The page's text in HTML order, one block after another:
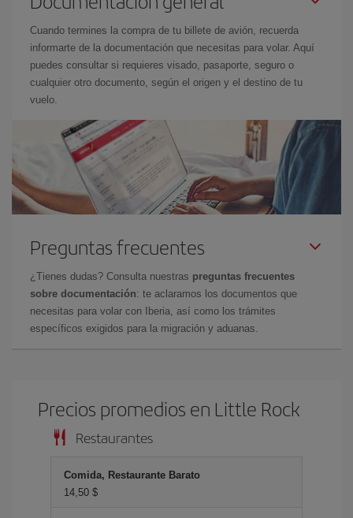
Cuando termines la compra de tu billete de avión, recuerda
informarte de la documentación que necesitas para volar. Aquí
puedes consultar si requieres visado, pasaporte, seguro o
cualquier otro documento, según el origen y el destino de tu
vuelo.
Preguntas frecuentes
¿Tienes dudas? Consulta nuestras preguntas frecuentes
sobre documentación: te aclaramos los documentos que
necesitas para volar con Iberia, así como los trámites
específicos exigidos para la migración y aduanas.
Precios promedios en Little Rock
Restaurantes
Comida, Restaurante Barato
14,50 $